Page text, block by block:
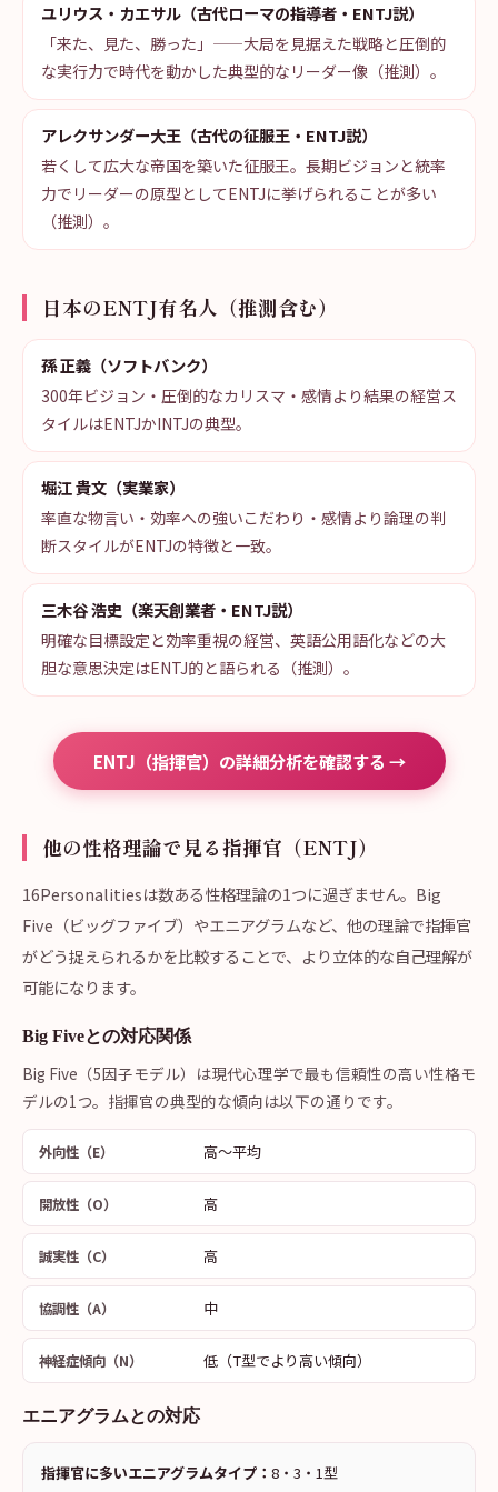
ユリウス・カエサル（古代ローマの指導者・ENTJ説）
「来た、見た、勝った」——大局を見据えた戦略と圧倒的
な実行力で時代を動かした典型的なリーダー像（推測）。
アレクサンダー大王（古代の征服王・ENTJ説）
若くして広大な帝国を築いた征服王。長期ビジョンと統率
力でリーダーの原型としてENTJに挙げられることが多い
（推測）。
日本のENTJ有名人（推測含む）
孫 正義（ソフトバンク）
300年ビジョン・圧倒的なカリスマ・感情より結果の経営ス
タイルはENTJかINTJの典型。
堀江 貴文（実業家）
率直な物言い・効率への強いこだわり・感情より論理の判
断スタイルがENTJの特徴と一致。
三木谷 浩史（楽天創業者・ENTJ説）
明確な目標設定と効率重視の経営、英語公用語化などの大
胆な意思決定はENTJ的と語られる（推測）。
ENTJ（指揮官）の詳細分析を確認する →
他の性格理論で見る指揮官（ENTJ）
16Personalitiesは数ある性格理論の1つに過ぎません。Big
Five（ビッグファイブ）やエニアグラムなど、他の理論で指揮官
がどう捉えられるかを比較することで、より立体的な自己理解が
可能になります。
Big Fiveとの対応関係
Big Five（5因子モデル）は現代心理学で最も信頼性の高い性格モ
デルの1つ。指揮官の典型的な傾向は以下の通りです。
外向性（E） 高〜平均
開放性（O） 高
誠実性（C） 高
協調性（A） 中
神経症傾向（N） 低（T型でより高い傾向）
エニアグラムとの対応
指揮官に多いエニアグラムタイプ： 8・3・1型